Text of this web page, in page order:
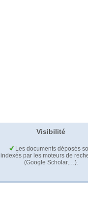
Visibilité
Les documents déposés
indexés par les moteurs de
(Google Scholar,…).